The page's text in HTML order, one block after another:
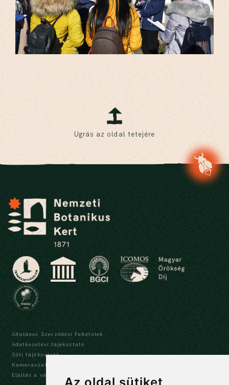
Ugrás az oldal tetejére
Általános Szerződési Feltételek
Adatkezelési tájékoztató
Süti tájékoztató
Kameraszabályzat és tájékoztató
Elállás a vásárlástól